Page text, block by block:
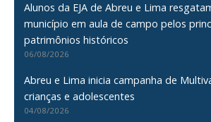
Alunos da EJA de Abreu e Lima
município em aula de campo pelos
patrimônios históricos
06/08/2026
Abreu e Lima inicia campanha de
crianças e adolescentes
04/08/2026